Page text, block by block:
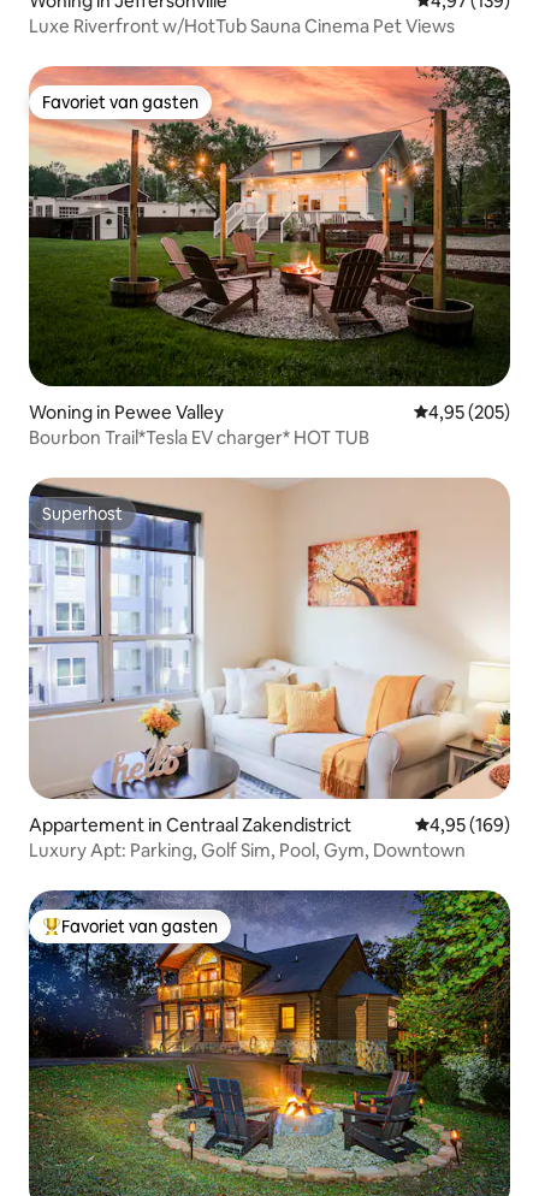
Luxe Riverfront w/HotTub Sauna Cinema Pet Views
Favoriet van gasten
Favoriet van gasten
Woning in Pewee Valley Gemiddelde
4,95 (205)
Bourbon Trail*Tesla EV charger* HOT TUB
Superhost
Superhost
Appartement in Centraal Zakendistrict Gemiddelde
4,95 (169)
Luxury Apt: Parking, Golf Sim, Pool, Gym, Downtown
Topfavoriet van gasten
Favoriet van gasten